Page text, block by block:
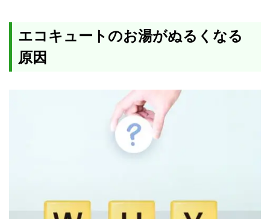
エコキュートのお湯がぬるくなる
原因